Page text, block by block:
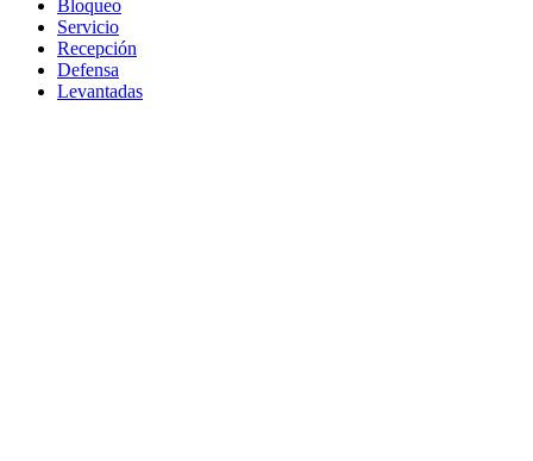
Bloqueo
Servicio
Recepción
Defensa
Levantadas